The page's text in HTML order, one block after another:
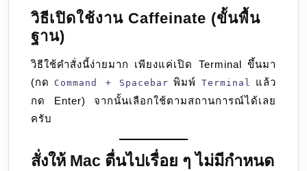
วิธีเปิดใช้งาน Caffeinate (ขั้นพื้น
ฐาน)
วิธีใช้คำสั่งนี้ง่ายมาก เพียงแค่เปิด Terminal ขึ้นมา
(กด
Command + Spacebar พิมพ์ Terminal
แล้ว
กด Enter) จากนั้นเลือกใช้ตามสถานการณ์ได้เลย
ครับ
สั่งให้ Mac ตื่นไปเรื่อย ๆ ไม่มีกำหนด